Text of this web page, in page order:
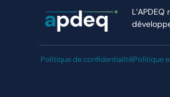
Politique de confidentialitéPolitique